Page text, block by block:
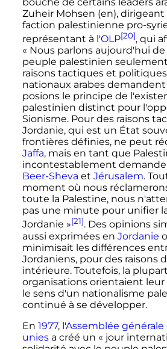
Zuheir Mohsen (en), dirigeant
faction palestinienne pro-
représentant à l'OLP[20], qui
« Nous parlons aujourd'hui
peuple palestinien
raisons tactiques et
nationaux arabes
posions le principe de
palestinien distinct pour
Sionisme. Pour des raisons
Jordanie, qui est un État
frontières définies, ne peut
Jaffa, mais en tant que
incontestablement demander
Beer-Sheva et Jérusalem.
moment où nous
toute la Palestine, nous
pas une minute pour unifier
Jordanie »[21]. Des opinions
aussi exprimées en Jordanie
minimisait les différences
Jordaniens, pour des raisons
intérieure. Toutefois, la
organisations orientaient leur
le sens d'un nationalisme
continué à se développer.
En 1977, l'Assemblée générale
uniesa créé un « jour